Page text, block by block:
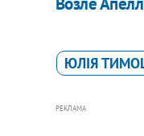
ЮЛІЯ
РЕКЛАМА